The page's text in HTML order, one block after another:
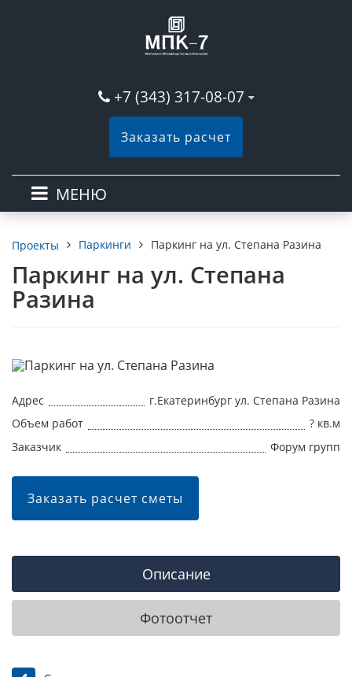
+7 (343) 317-08-07
Заказать расчет
МЕНЮ
Проекты Паркинги Паркинг на ул. Степана Разина
Паркинг на ул. Степана
Разина
Адрес
г.Екатеринбург ул. Степана Разина
Объем работ
? кв.м
Заказчик
Форум групп
Заказать расчет сметы
Описание
Фотоотчет